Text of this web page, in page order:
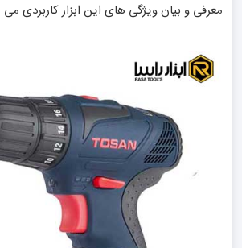
معرفی و بیان ویژگی های این ابزار کاربردی می